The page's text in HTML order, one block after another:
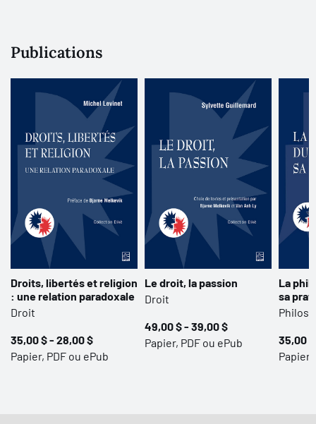
choix démocratiques et à enrichir les repères intellectuels
Publications
Droits, libertés et religion
: une relation paradoxale
Droit
35,00 $ - 28,00 $
Papier, PDF ou ePub
Le droit, la passion
Droit
49,00 $ - 39,00 $
Papier, PDF ou ePub
La
sa
35,00 $
Papier